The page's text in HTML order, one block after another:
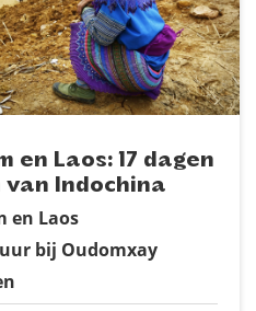
en Laos: 17 dagen
Indochina
en Laos
bij Oudomxay